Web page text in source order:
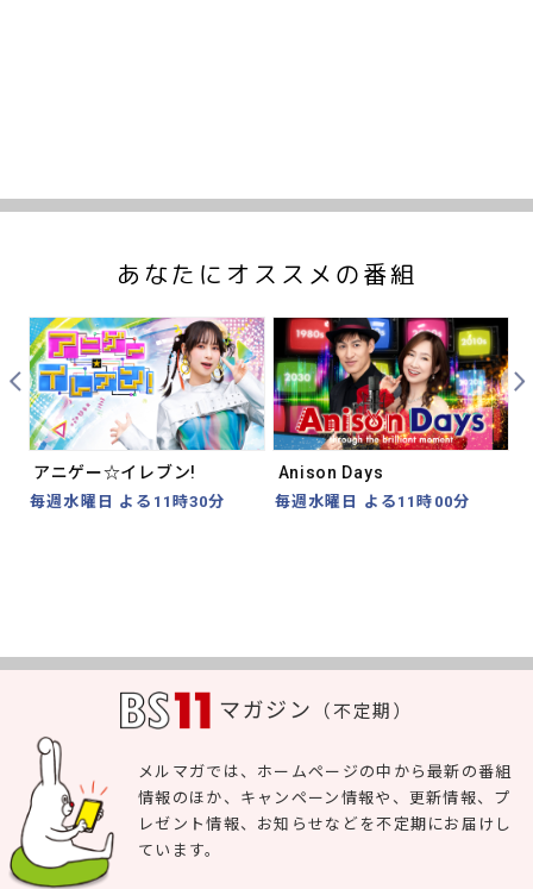
あなたにオススメの番組
アニゲー☆イレブン!
毎週水曜日 よる11時30分
Anison Days
毎週水曜日 よる11時00分
Prev
マガジン （不定期）
メルマガでは、ホームページの中から最新の番組
情報のほか、キャンペーン情報や、更新情報、プ
レゼント情報、お知らせなどを不定期にお届けし
ています。